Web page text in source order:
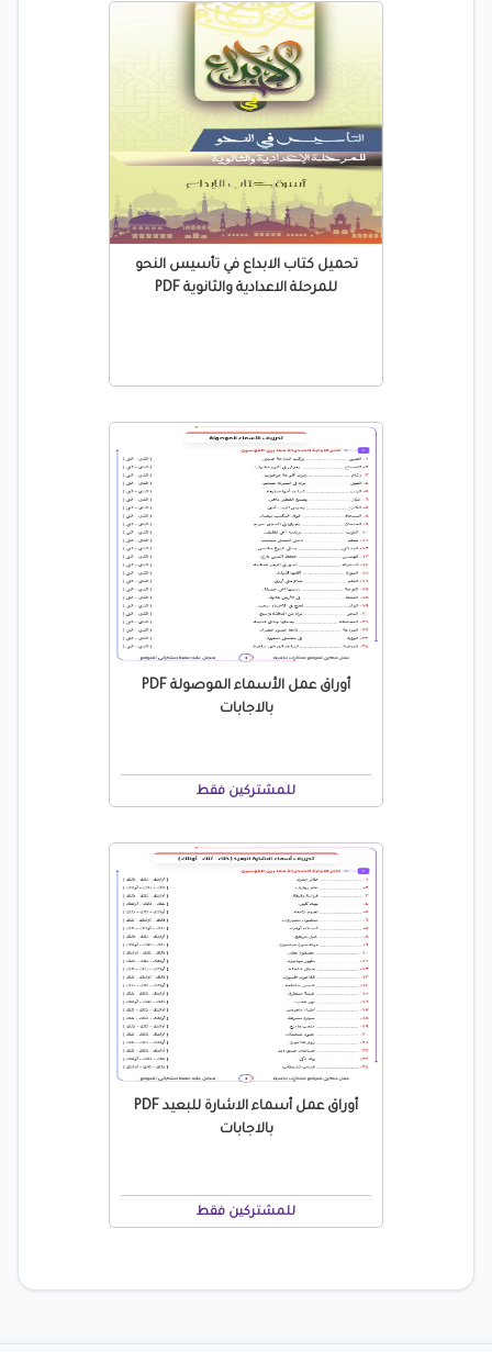
تحميل كتاب الابداع في تأسيس النحو
للمرحلة الاعدادية والثانوية PDF
أوراق عمل الأسماء الموصولة PDF
بالاجابات
للمشتركين فقط
أوراق عمل أسماء الاشارة للبعيد PDF
بالاجابات
للمشتركين فقط